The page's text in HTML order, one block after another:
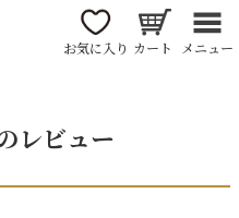
お気に入り カート メニュー
レビュー